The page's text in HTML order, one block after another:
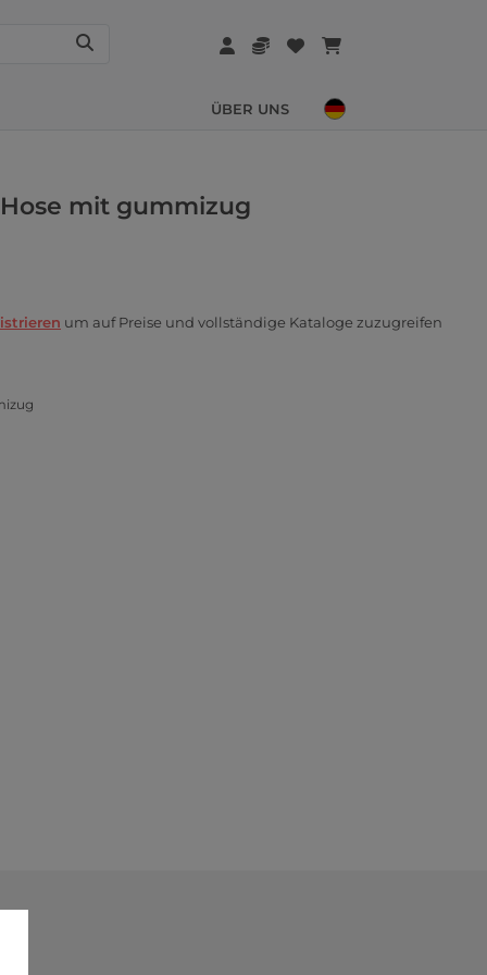
ÜBER UNS
mit gummizug
um auf Preise und vollständige Kataloge zuzugreifen